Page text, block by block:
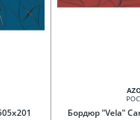
Бордюр "Vela"